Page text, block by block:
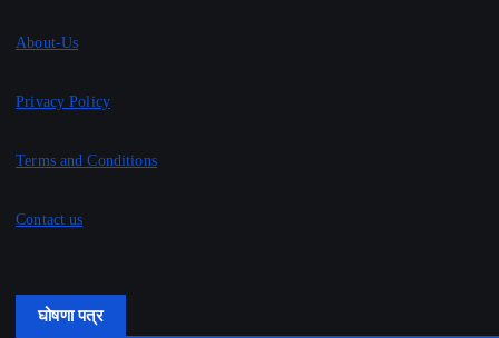
About-Us
Privacy Policy
Terms and Conditions
Contact us
घोषणा पत्र